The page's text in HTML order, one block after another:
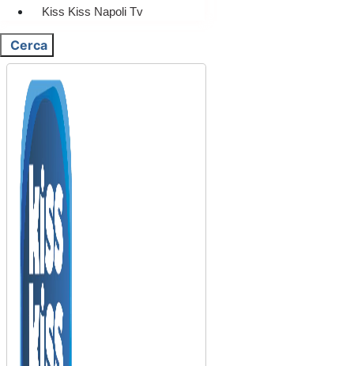
Kiss Kiss Napoli Tv
Cerca